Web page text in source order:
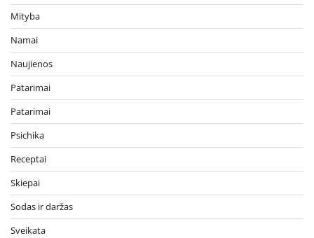
Mityba
Namai
Naujienos
Patarimai
Patarimai
Psichika
Receptai
Skiepai
Sodas ir daržas
Sveikata